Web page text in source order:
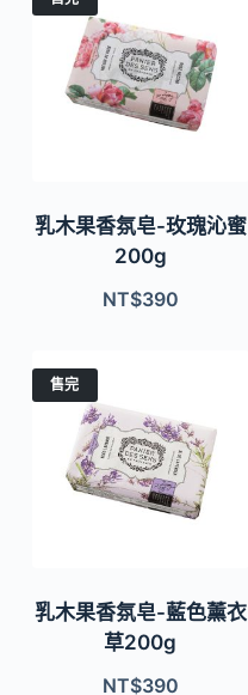
乳木果香氛皂-玫瑰沁蜜
200g
NT$390
售完
乳木果香氛皂-藍色薰衣
草200g
NT$390